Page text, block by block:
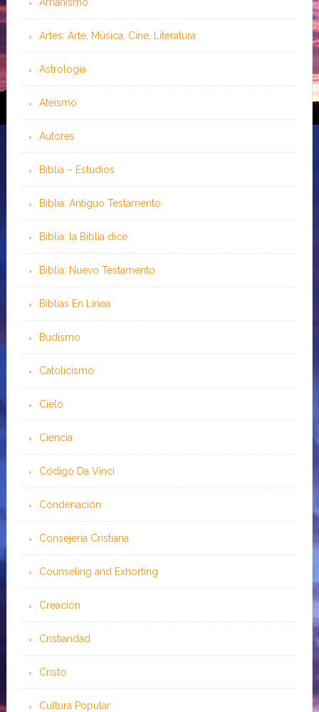
Artes: Arte, Música, Cine, Literatura
Astrología
Ateísmo
Autores
Biblia – Estudios
Biblia: Antiguo Testamento
Biblia: la Biblia dice
Biblia: Nuevo Testamento
Bíblias En Línea
Budismo
Catolicismo
Cielo
Ciencia
Código Da Vinci
Condenación
Consejería Cristiana
Counseling and Exhorting
Creación
Cristiandad
Cristo
Cultura Popular